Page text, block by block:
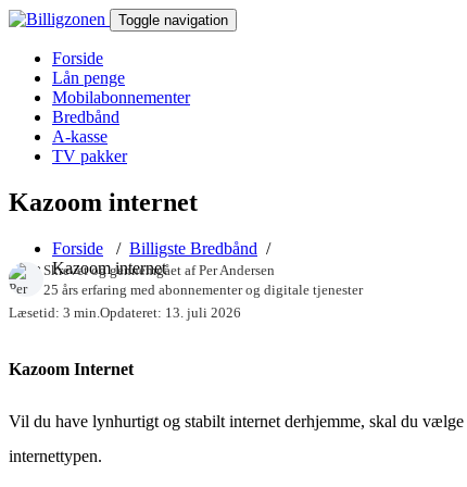
Toggle navigation
Forside
Lån penge
Mobilabonnementer
Bredbånd
A-kasse
TV pakker
Kazoom internet
Forside / Billigste Bredbånd /
Kazoom internet
Skrevet og gennemgået afPer Andersen
25 års erfaring med abonnementer og digitale tjenester
Læsetid: 3 min. Opdateret: 13. juli 2026
Kazoom Internet
Vil du have lynhurtigt og stabilt internet derhjemme, skal du
internettypen.